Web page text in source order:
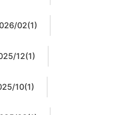
02(1)
12(1)
10(1)